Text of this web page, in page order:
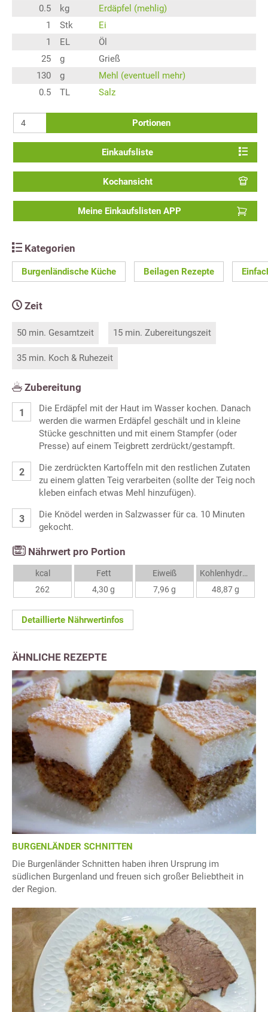
0.5 kg
Erdäpfel (mehlig)
1
Stk
Ei
1
EL
Öl
25
g
Grieß
130
g
Mehl (eventuell mehr)
0.5
TL Salz
Portionen
Einkaufsliste
Kochansicht
Meine Einkaufslisten APP
Kategorien
Burgenländische Küche Beilagen Rezepte
Zeit
50 min. Gesamtzeit 15 min. Zubereitungszeit
35 min. Koch & Ruhezeit
Zubereitung
Die Erdäpfel mit der Haut im Wasser kochen. Danach
werden die warmen Erdäpfel geschält und in kleine
Stücke geschnitten und mit einem Stampfer (oder
Presse) auf einem Teigbrett zerdrückt/gestampft.
Die zerdrückten Kartoffeln mit den restlichen Zutaten
zu einem glatten Teig verarbeiten (sollte der Teig noch
kleben einfach etwas Mehl hinzufügen).
Die Knödel werden in Salzwasser für ca. 10 Minuten
gekocht.
Nährwert pro Portion
kcal
262
Fett
4,30 g
Eiweiß
7,96 g
Kohlenhydrate
48,87 g
Detaillierte Nährwertinfos
ÄHNLICHE REZEPTE
BURGENLÄNDER SCHNITTEN
Die Burgenländer Schnitten haben ihren Ursprung im
südlichen Burgenland und freuen sich großer Beliebtheit in
der Region.